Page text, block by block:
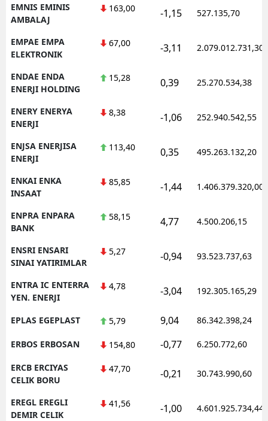
EMNIS EMINIS
AMBALAJ
163,00 -1,15 527.135,70
EMPAE EMPA
ELEKTRONIK
67,00 -3,11 2.079.012.731,30
ENDAE ENDA
ENERJI HOLDING
15,28 0,39 25.270.534,38
ENERY ENERYA
ENERJI
8,38 -1,06 252.940.542,55
ENJSA ENERJISA
ENERJI
113,40 0,35 495.263.132,20
ENKAI ENKA
INSAAT
85,85 -1,44 1.406.379.320,00
ENPRA ENPARA
BANK
58,15 4,77 4.500.206,15
ENSRI ENSARI
SINAI YATIRIMLAR
5,27 -0,94 93.523.737,63
ENTRA IC ENTERRA
YEN. ENERJI
4,78 -3,04 192.305.165,29
EPLAS EGEPLAST 5,79 9,04 86.342.398,24
ERBOS ERBOSAN 154,80 -0,77 6.250.772,60
ERCB ERCIYAS
CELIK BORU
47,70 -0,21 30.743.990,60
EREGL EREGLI
DEMIR CELIK
41,56 -1,00 4.601.925.734,44